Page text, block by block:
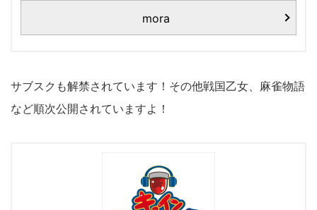
mora
サブスクも解禁されています！その他戦国乙女、麻雀物語
など順次公開されていますよ！